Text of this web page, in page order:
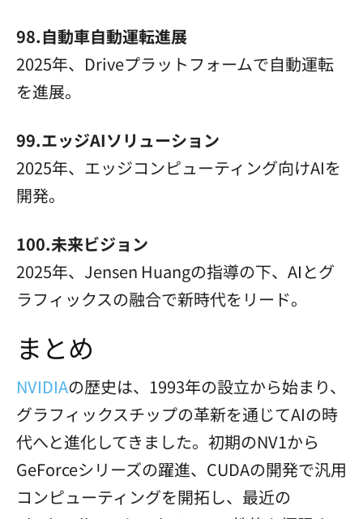
98.自動車自動運転進展
2025年、Driveプラットフォームで自動運転
を進展。
99.エッジAIソリューション
2025年、エッジコンピューティング向けAIを
開発。
100.未来ビジョン
2025年、Jensen Huangの指導の下、AIとグ
ラフィックスの融合で新時代をリード。
まとめ
NVIDIAの歴史は、1993年の設立から始まり、
グラフィックスチップの革新を通じてAIの時
代へと進化してきました。初期のNV1から
GeForceシリーズの躍進、CUDAの開発で汎用
コンピューティングを開拓し、最近の